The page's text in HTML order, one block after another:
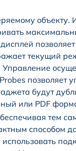
объекту.
позволяет
текущий
позволяет
будут
или PDF
тем
способом